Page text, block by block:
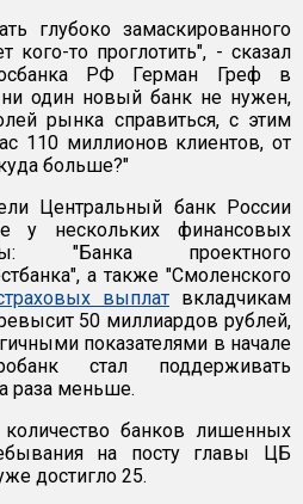
глубоко замаскированного
кого-то проглотить", - сказал
РФ Герман Греф в
один новый банк не нужен,
рынка справиться, с этим
110 миллионов клиентов, от
больше?"
Центральный банк России
у нескольких финансовых
"Банка проектного
а также "Смоленского
выплат вкладчикам
50 миллиардов рублей,
показателями в начале
стал поддерживать
раза меньше.
банков лишенных
на посту главы ЦБ
достигло 25.